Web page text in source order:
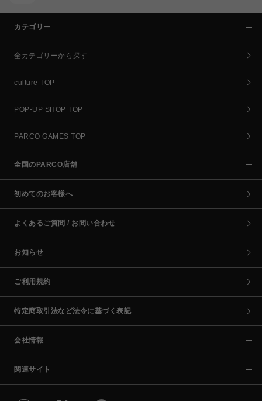
カテゴリー
全カテゴリーから探す
culture TOP
POP-UP SHOP TOP
PARCO GAMES TOP
全国のPARCO店舗
初めてのお客様へ
よくあるご質問 / お問い合わせ
お知らせ
ご利用規約
特定商取引法など法令に基づく表記
会社情報
関連サイト